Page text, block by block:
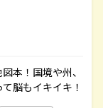
本！国境や州、
脳もイキイキ！